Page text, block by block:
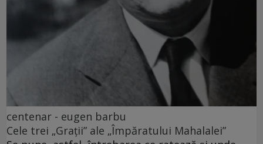
centenar - eugen barbu
Cele trei „Grații” ale „Împăratului Mahalalei”